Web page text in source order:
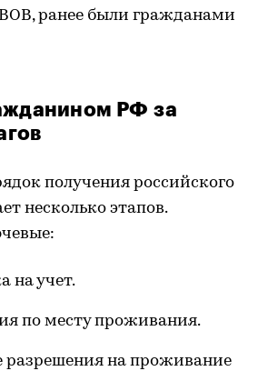
ВОВ, ранее были гражданами
РФ за
получения российского
несколько этапов.
на учет.
по месту проживания.
разрешения на проживание